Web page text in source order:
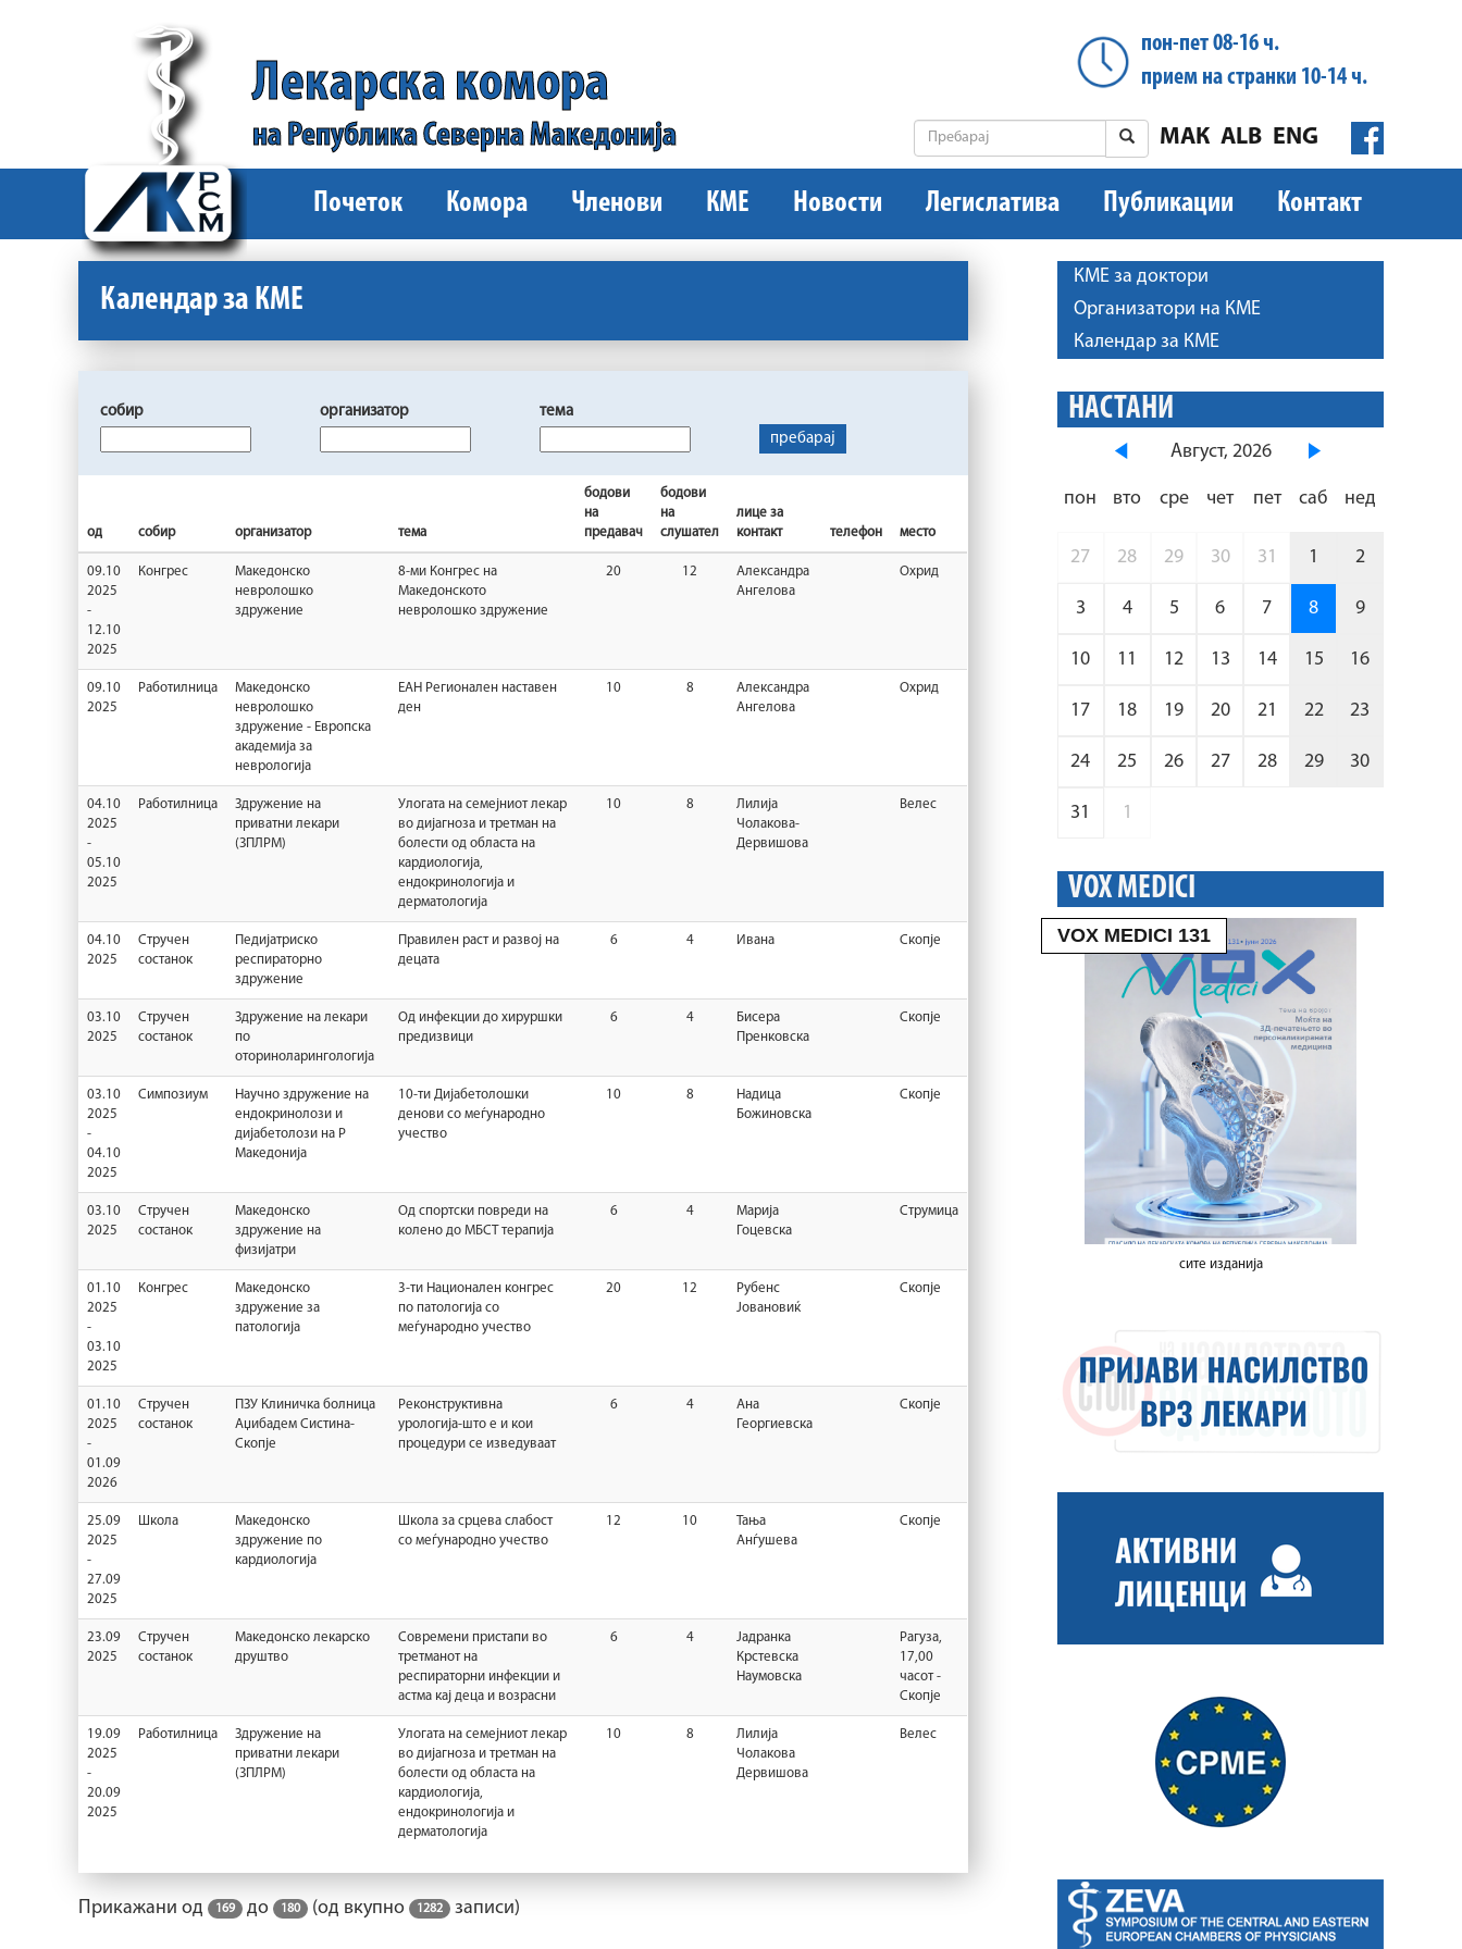
Лекарска комора
на Република Северна Македонија
пон-пет 08-16 ч.
прием на странки 10-14 ч.
ENG
ALB
МАК
Почеток Комора Членови КМЕ Новости Легислатива Публикации Контакт
Календар за КМЕ
собир организатор
тема
пребарај
од собир организатор тема
бодови
на
предавач
бодови
на
слушател
лице за
контакт
телефон место
09.10
2025
-
12.10
2025
Конгрес
Македонско
невролошко
здружение
8-ми Конгрес на
Македонското
невролошко здружение
20 12
Александра
Ангелова
Охрид
09.10
2025
Работилница
Македонско
невролошко
здружение - Европска
академија за
неврологија
ЕАН Регионален наставен
ден
10 8
Александра
Ангелова
Охрид
04.10
2025
-
05.10
2025
Работилница
Здружение на
приватни лекари
(ЗПЛРМ)
Улогата на семејниот лекар
во дијагноза и третман на
болести од областа на
кардиологија,
ендокринологија и
дерматологија
10 8
Лилија
Чолакова-
Дервишова
Велес
04.10
2025
Стручен
состанок
Педијатриско
респираторно
здружение
Правилен раст и развој на
децата
6 4 Ивана Скопје
03.10
2025
Стручен
состанок
Здружение на лекари
по
оториноларингологија
Од инфекции до хируршки
предизвици
6 4
Бисера
Пренковска
Скопје
03.10
2025
-
04.10
2025
Симпозиум
Научно здружение на
ендокринолози и
дијабетолози на Р
Македонија
10-ти Дијабетолошки
денови со меѓународно
учество
10 8
Надица
Божиновска
Скопје
03.10
2025
Стручен
состанок
Македонско
здружение на
физијатри
Од спортски повреди на
колено до МБСТ терапија
6 4
Марија
Гоцевска
Струмица
01.10
2025
-
03.10
2025
Конгрес
Maкедонско
здружение за
патологија
3-ти Национален конгрес
по патологија со
меѓународно учество
20 12
Рубенс
Јовановиќ
Скопје
01.10
2025
-
01.09
2026
Стручен
состанок
ПЗУ Клиничка болница
Аџибадем Систина-
Скопје
Реконструктивна
урологија-што е и кои
процедури се изведуваат
6 4
Ана
Георгиевска
Скопје
25.09
2025
-
27.09
2025
Школа
Maкедонско
здружение по
кардиологија
Школа за срцева слабост
со меѓународно учество
12 10
Тања
Анѓушева
Скопје
23.09
2025
Стручен
состанок
Maкедонско лекарско
друштво
Современи пристапи во
третманот на
респираторни инфекции и
астма кај деца и возрасни
6 4
Јадранка
Крстевска
Наумовска
Рагуза,
17,00
часот -
Скопје
19.09
2025
-
20.09
2025
Работилница
Здружение на
приватни лекари
(ЗПЛРМ)
Улогата на семејниот лекар
во дијагноза и третман на
болести од областа на
кардиологија,
ендокринологија и
дерматологија
10 8
Лилија
Чолакова
Дервишова
Велес
Прикажани од 169 до 180 (од вкупно 1282 записи)
КМЕ за доктори
Организатори на КМЕ
Календар за КМЕ
НАСТАНИ
Август, 2026
пон вто сре чет пет саб нед
27 28 29 30 31 1 2
3 4 5 6 7 8 9
10 11 12 13 14 15 16
17 18 19 20 21 22 23
24 25 26 27 28 29 30
31 1
VOX MEDICI
VOX MEDICI 131
сите изданија